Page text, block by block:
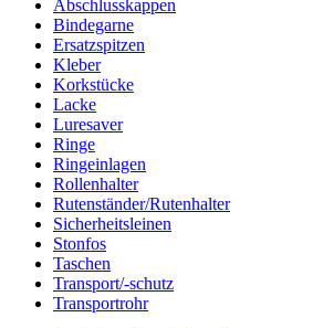
Abschlusskappen
Bindegarne
Ersatzspitzen
Kleber
Korkstücke
Lacke
Luresaver
Ringe
Ringeinlagen
Rollenhalter
Rutenständer/Rutenhalter
Sicherheitsleinen
Stonfos
Taschen
Transport/-schutz
Transportrohr